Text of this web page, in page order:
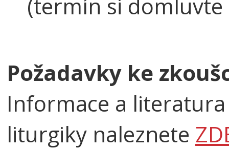
Požadavky ke
Informace a
liturgiky naleznete